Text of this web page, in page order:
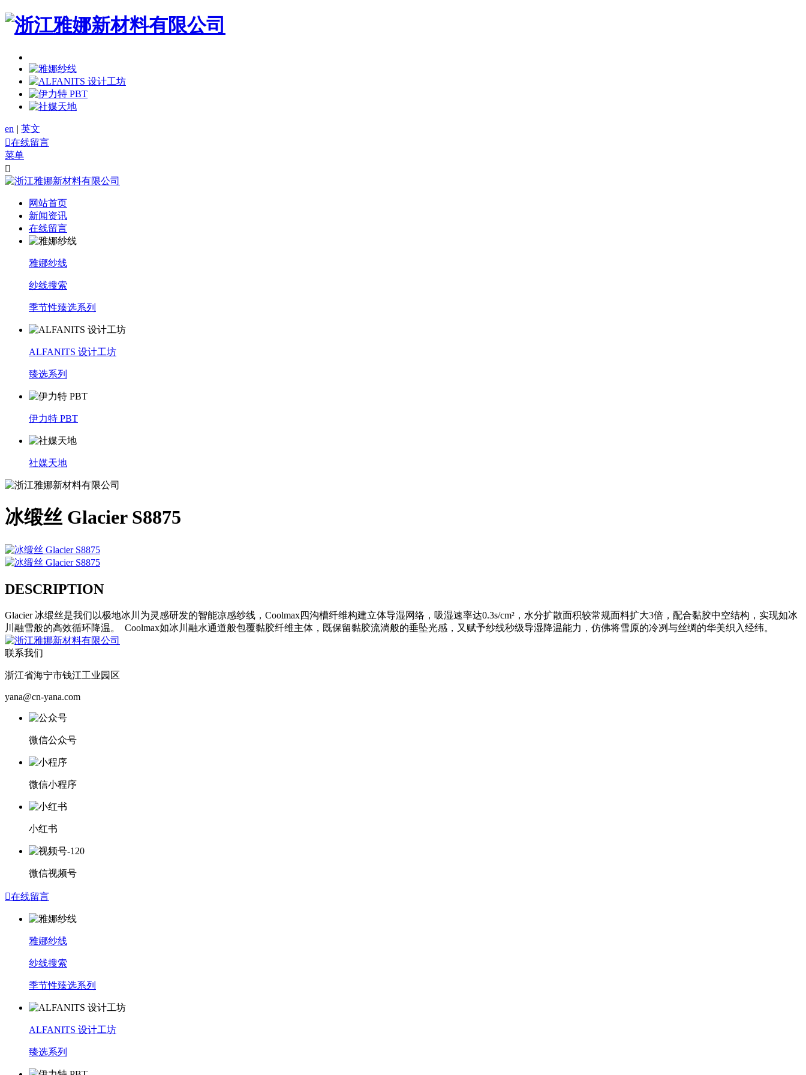
en | 英文
在线留言
菜单

网站首页
新闻资讯
在线留言
雅娜纱线
纱线搜索
季节性臻选系列
ALFANITS 设计工坊
臻选系列
伊力特 PBT
社媒天地
冰缎丝 Glacier S8875
DESCRIPTION
Glacier 冰缎丝是我们以极地冰川为灵感研发的智能凉感纱线，Coolmax四沟槽纤维构建立体导湿网络，吸湿速率达0.3s/cm²，水分扩散面积较常规面料扩大3倍，配合黏胶中空结构，实现如冰
川融雪般的高效循环降温。 Coolmax如冰川融水通道般包覆黏胶纤维主体，既保留黏胶流淌般的垂坠光感，又赋予纱线秒级导湿降温能力，仿佛将雪原的冷冽与丝绸的华美织入经纬。
联系我们
浙江省海宁市钱江工业园区
yana@cn-yana.com
微信公众号
微信小程序
小红书
微信视频号
在线留言
雅娜纱线
纱线搜索
季节性臻选系列
ALFANITS 设计工坊
臻选系列